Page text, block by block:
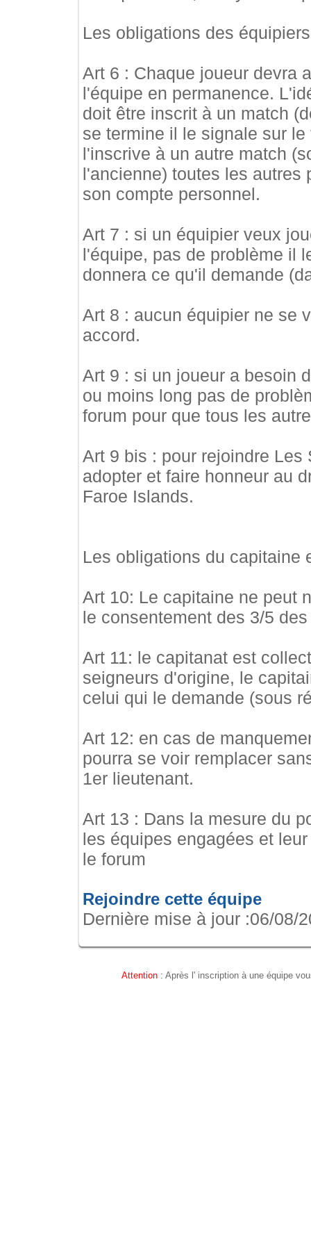
Les obligations des
Art 6 : Chaque joueur devra
l'équipe en permanence.
doit être inscrit à un match
se termine il le signale sur
l'inscrive à un autre match
l'ancienne) toutes les autres
son compte personnel.
Art 7 : si un équipier veux
l'équipe, pas de problème il
donnera ce qu'il demande
Art 8 : aucun équipier ne se
accord.
Art 9 : si un joueur a besoin
ou moins long pas de
forum pour que tous les
Art 9 bis : pour rejoindre Les
adopter et faire honneur au
Faroe Islands.
Les obligations du capitaine
Art 10: Le capitaine ne peut
le consentement des 3/5
Art 11: le capitanat est
seigneurs d'origine, le
celui qui le demande (sous
Art 12: en cas de
pourra se voir remplacer
1er lieutenant.
Art 13 : Dans la mesure du
les équipes engagées et
le forum
Rejoindre cette équipe
Dernière mise à jour :06/08/
Attention: Après l' inscription à une équipe